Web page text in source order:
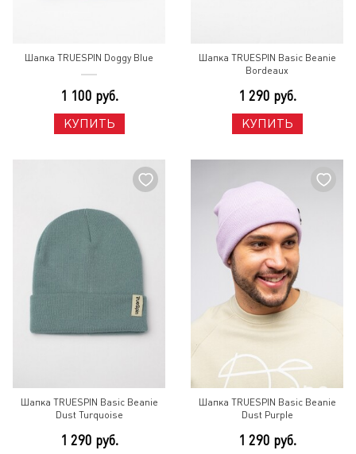
Шапка TRUESPIN Doggy Blue
1 100 руб.
КУПИТЬ
Шапка TRUESPIN Basic Beanie
Bordeaux
1 290 руб.
КУПИТЬ
Шапка TRUESPIN Basic Beanie
Dust Turquoise
1 290 руб.
Шапка TRUESPIN Basic Beanie
Dust Purple
1 290 руб.